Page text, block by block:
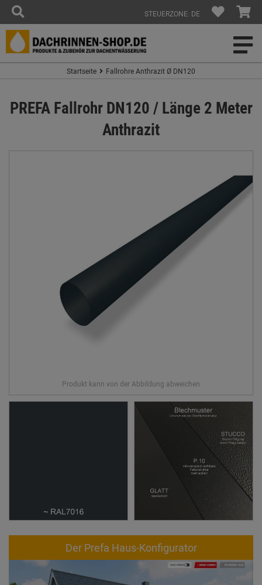
STEUERZONE: DE
Startseite Fallrohre Anthrazit Ø DN120
PREFA Fallrohr DN120 / Länge 2 Meter
Anthrazit
Der Prefa Haus-Konfigurator